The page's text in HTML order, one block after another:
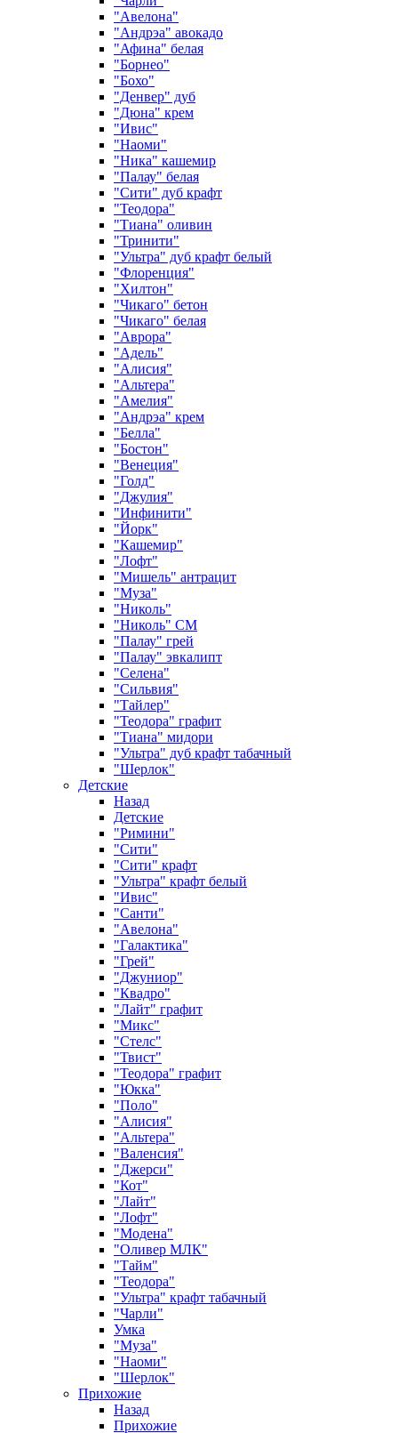
"Авелона"
"Андрэа" авокадо
"Афина" белая
"Борнео"
"Бохо"
"Денвер" дуб
"Дюна" крем
"Ивис"
"Наоми"
"Ника" кашемир
"Палау" белая
"Сити" дуб крафт
"Теодора"
"Тиана" оливин
"Тринити"
"Ультра" дуб крафт белый
"Флоренция"
"Хилтон"
"Чикаго" бетон
"Чикаго" белая
"Аврора"
"Адель"
"Алисия"
"Альтера"
"Амелия"
"Андрэа" крем
"Белла"
"Бостон"
"Венеция"
"Голд"
"Джулия"
"Инфинити"
"Йорк"
"Кашемир"
"Лофт"
"Мишель" антрацит
"Муза"
"Николь"
"Николь" СМ
"Палау" грей
"Палау" эвкалипт
"Селена"
"Сильвия"
"Тайлер"
"Теодора" графит
"Тиана" мидори
"Ультра" дуб крафт табачный
"Шерлок"
Детские
Назад
Детские
"Римини"
"Сити"
"Сити" крафт
"Ультра" крафт белый
"Ивис"
"Санти"
"Авелона"
"Галактика"
"Грей"
"Джуниор"
"Квадро"
"Лайт" графит
"Микс"
"Стелс"
"Твист"
"Теодора" графит
"Юкка"
"Поло"
"Алисия"
"Альтера"
"Валенсия"
"Джерси"
"Кот"
"Лайт"
"Лофт"
"Модена"
"Оливер МЛК"
"Тайм"
"Теодора"
"Ультра" крафт табачный
"Чарли"
Умка
"Муза"
"Наоми"
"Шерлок"
Прихожие
Назад
Прихожие